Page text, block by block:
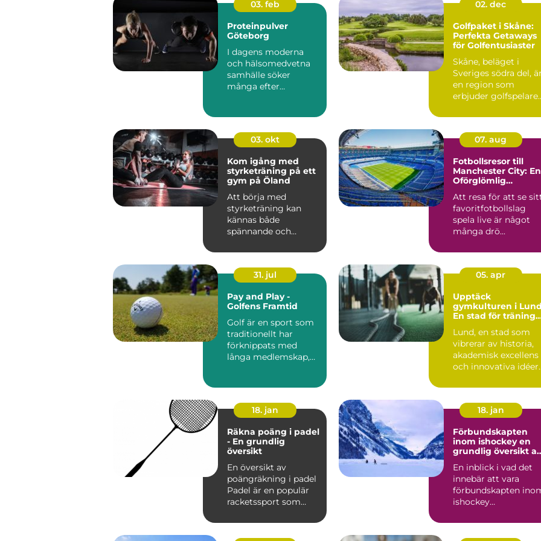
03. feb
Proteinpulver
Göteborg
I dagens moderna
och hälsomedvetna
samhälle söker
många efter
02. dec
Golfpaket i Skåne:
Perfekta Getaways
för Golfentusiaster
Skåne, beläget i
Sveriges södra del,
en region som
erbjuder golfspelare
03. okt
Kom igång med
styrketräning på ett
gym på Öland
Att börja med
styrketräning kan
kännas både
spännande och
07. aug
Fotbollsresor till
Manchester City: En
Oförglömlig
Att resa för att se
favoritfotbollslag
spela live är något
många drö...
31. jul
Pay and Play -
Golfens Framtid
Golf är en sport som
traditionellt har
förknippats med
långa medlemskap,
05. apr
Upptäck
gymkulturen i
En stad för träning
Lund, en stad som
vibrerar av historia,
akademisk excellens
och innovativa idéer
18. jan
Räkna poäng i padel
- En grundlig
översikt
En översikt av
poängräkning i padel
Padel är en populär
racketssport som
från te...
18. jan
Förbundskapten
inom ishockey en
grundlig översikt av
En inblick i vad det
innebär att vara
förbundskapten
ishockey
en central f...